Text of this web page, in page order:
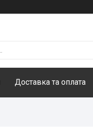
Доставка та оплата